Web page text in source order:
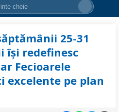
25-31
își redefinesc
Fecioarele
excelente pe plan